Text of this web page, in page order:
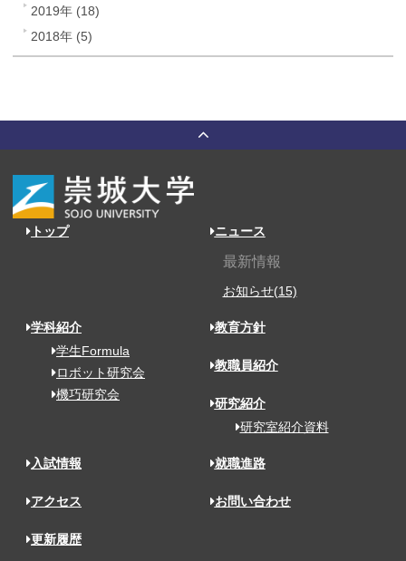
2019年 (18)
2018年 (5)
トップ ニュース
最新情報
お知らせ(15)
学科紹介
学生Formula
ロボット研究会
機巧研究会
教育方針
教職員紹介
研究紹介
研究室紹介資料
入試情報 就職進路
アクセス お問い合わせ
更新履歴